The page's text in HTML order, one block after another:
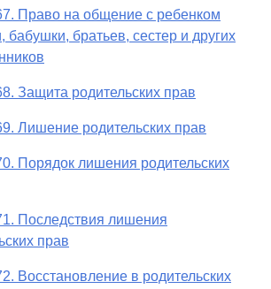
Право на общение с ребенком
бабушки, братьев, сестер и других
Защита родительских прав
Лишение родительских прав
Порядок лишения родительских
Последствия лишения
прав
Восстановление в родительских